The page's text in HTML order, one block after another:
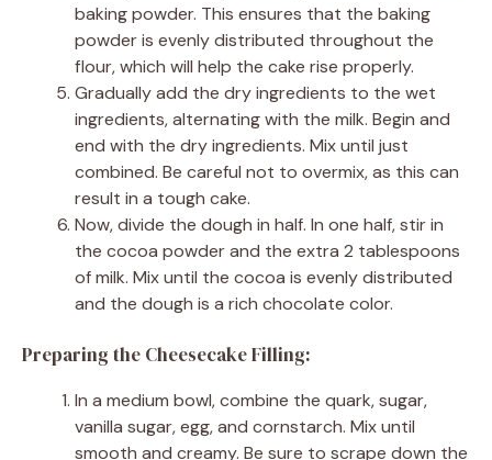
baking powder. This ensures that the baking
powder is evenly distributed throughout the
flour, which will help the cake rise properly.
Gradually add the dry ingredients to the wet
ingredients, alternating with the milk. Begin and
end with the dry ingredients. Mix until just
combined. Be careful not to overmix, as this can
result in a tough cake.
Now, divide the dough in half. In one half, stir in
the cocoa powder and the extra 2 tablespoons
of milk. Mix until the cocoa is evenly distributed
and the dough is a rich chocolate color.
Preparing the Cheesecake Filling:
In a medium bowl, combine the quark, sugar,
vanilla sugar, egg, and cornstarch. Mix until
smooth and creamy. Be sure to scrape down the